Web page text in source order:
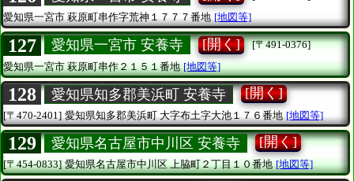
愛知県一宮市萩原町串作字荒神１７７７番地 [地図等]
127 愛知県一宮市 安養寺 [開く]
[〒491-0376]
愛知県一宮市萩原町串作２１５１番地 [地図等]
128 愛知県知多郡美浜町 安養寺 [開く]
[〒470-2401] 愛知県知多郡美浜町大字布土字大池１７６番地 [地図等]
129 愛知県名古屋市中川区 安養寺 [開く]
[〒454-0833] 愛知県名古屋市中川区上脇町２丁目１０番地 [地図等]